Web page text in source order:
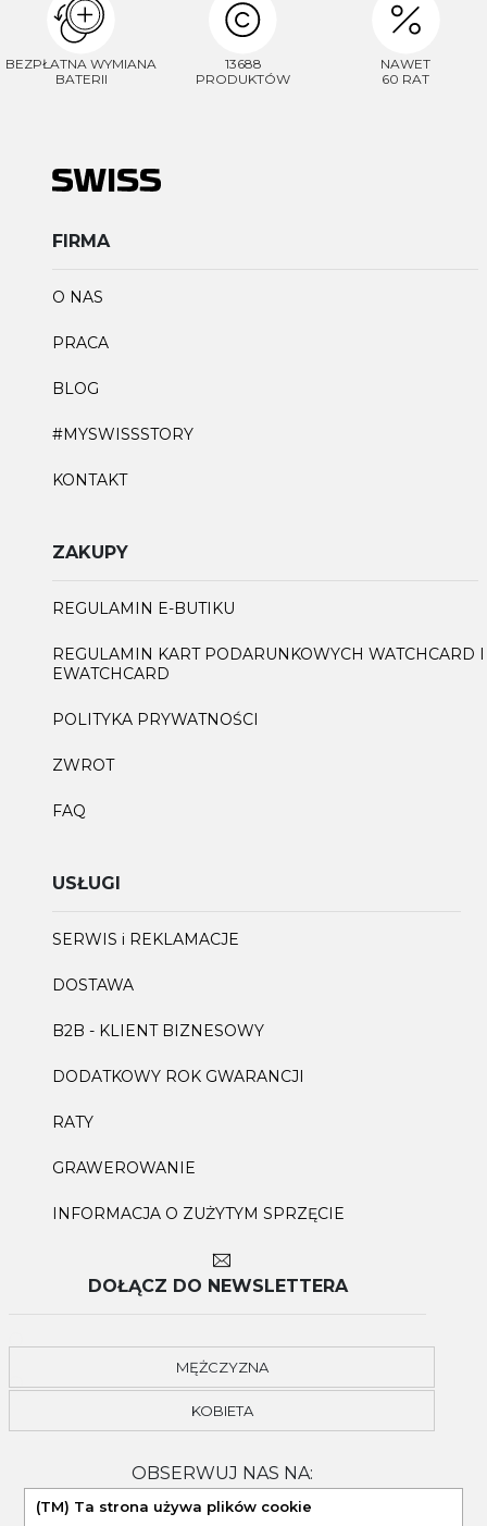
BEZPŁATNA WYMIANA
BATERII
13688
PRODUKTÓW
NAWET
60 RAT
FIRMA
O NAS
PRACA
BLOG
#MYSWISSSTORY
KONTAKT
ZAKUPY
REGULAMIN E-BUTIKU
REGULAMIN KART PODARUNKOWYCH WATCHCARD I
EWATCHCARD
POLITYKA PRYWATNOŚCI
ZWROT
FAQ
USŁUGI
SERWIS i REKLAMACJE
DOSTAWA
B2B - KLIENT BIZNESOWY
DODATKOWY ROK GWARANCJI
RATY
GRAWEROWANIE
INFORMACJA O ZUŻYTYM SPRZĘCIE
DOŁĄCZ DO NEWSLETTERA
MĘŻCZYZNA
KOBIETA
OBSERWUJ NAS NA:
(TM) Ta strona używa plików cookie